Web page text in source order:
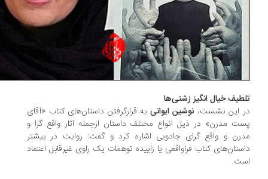
خیال انگیز زشتی‌ها
این نشست،نوشین ایوانی به قرارگرفتن داستان‌های کتاب «آقای
مدرن» در ذیل انواع مختلف داستان ازجمله آثار واقع گرا و
و واقع گرای جادویی اشاره کرد و گفت: روایت در بیشتر
کتاب فراواقعی یا زاییده توهمات یک راوی غیرقابل اعتماد